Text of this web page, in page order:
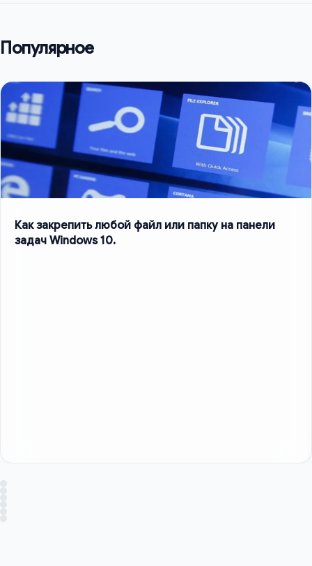
Популярное
Как закрепить любой файл или папку на панели
задач Windows 10.